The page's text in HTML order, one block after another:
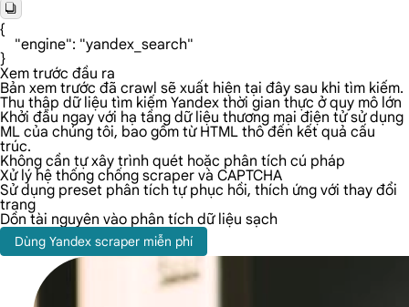
{
    "engine": "yandex_search"
}
Xem trước đầu ra
Bản xem trước đã crawl sẽ xuất hiện tại đây sau khi tìm kiếm.
Thu thập dữ liệu tìm kiếm Yandex thời gian thực ở quy mô lớn
Khởi đầu ngay với hạ tầng dữ liệu thương mại điện tử sử dụng
ML của chúng tôi, bao gồm từ HTML thô đến kết quả cấu
trúc.
Không cần tự xây trình quét hoặc phân tích cú pháp
Xử lý hệ thống chống scraper và CAPTCHA
Sử dụng preset phân tích tự phục hồi, thích ứng với thay đổi
trang
Dồn tài nguyên vào phân tích dữ liệu sạch
Dùng Yandex scraper miễn phí